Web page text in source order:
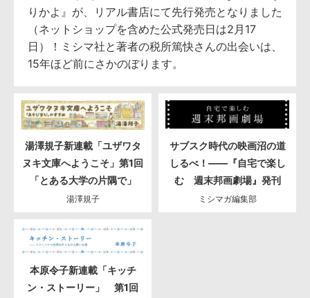
りかよ』が、リアル書店にて先行発売となりました
（ネットショップを含めた公式発売日は2月17
日）！ミシマ社と著者の税所篤快さんの出会いは、
15年ほど前にさかのぼります。
湯澤規子新連載「ユザワタ
ヌキ文庫へようこそ」第1回
「とある大学の片隅で」
湯澤規子
サブスク時代の映画沼の道
しるべ！――『自宅で楽し
む 週末邦画劇場』発刊
ミシマガ編集部
本原令子新連載「キッチ
ン・ストーリー」 第1回